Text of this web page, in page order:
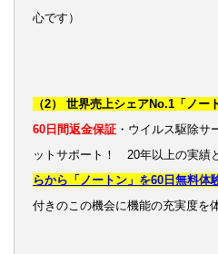
心です）
（2） 世界売上シェアNo.1「ノー
60日間返金保証 ・ウイルス駆除サ
ットサポート！ 20年以上の実績
らから「ノートン」を60日無料体
付きのこの機会に機能の充実度を